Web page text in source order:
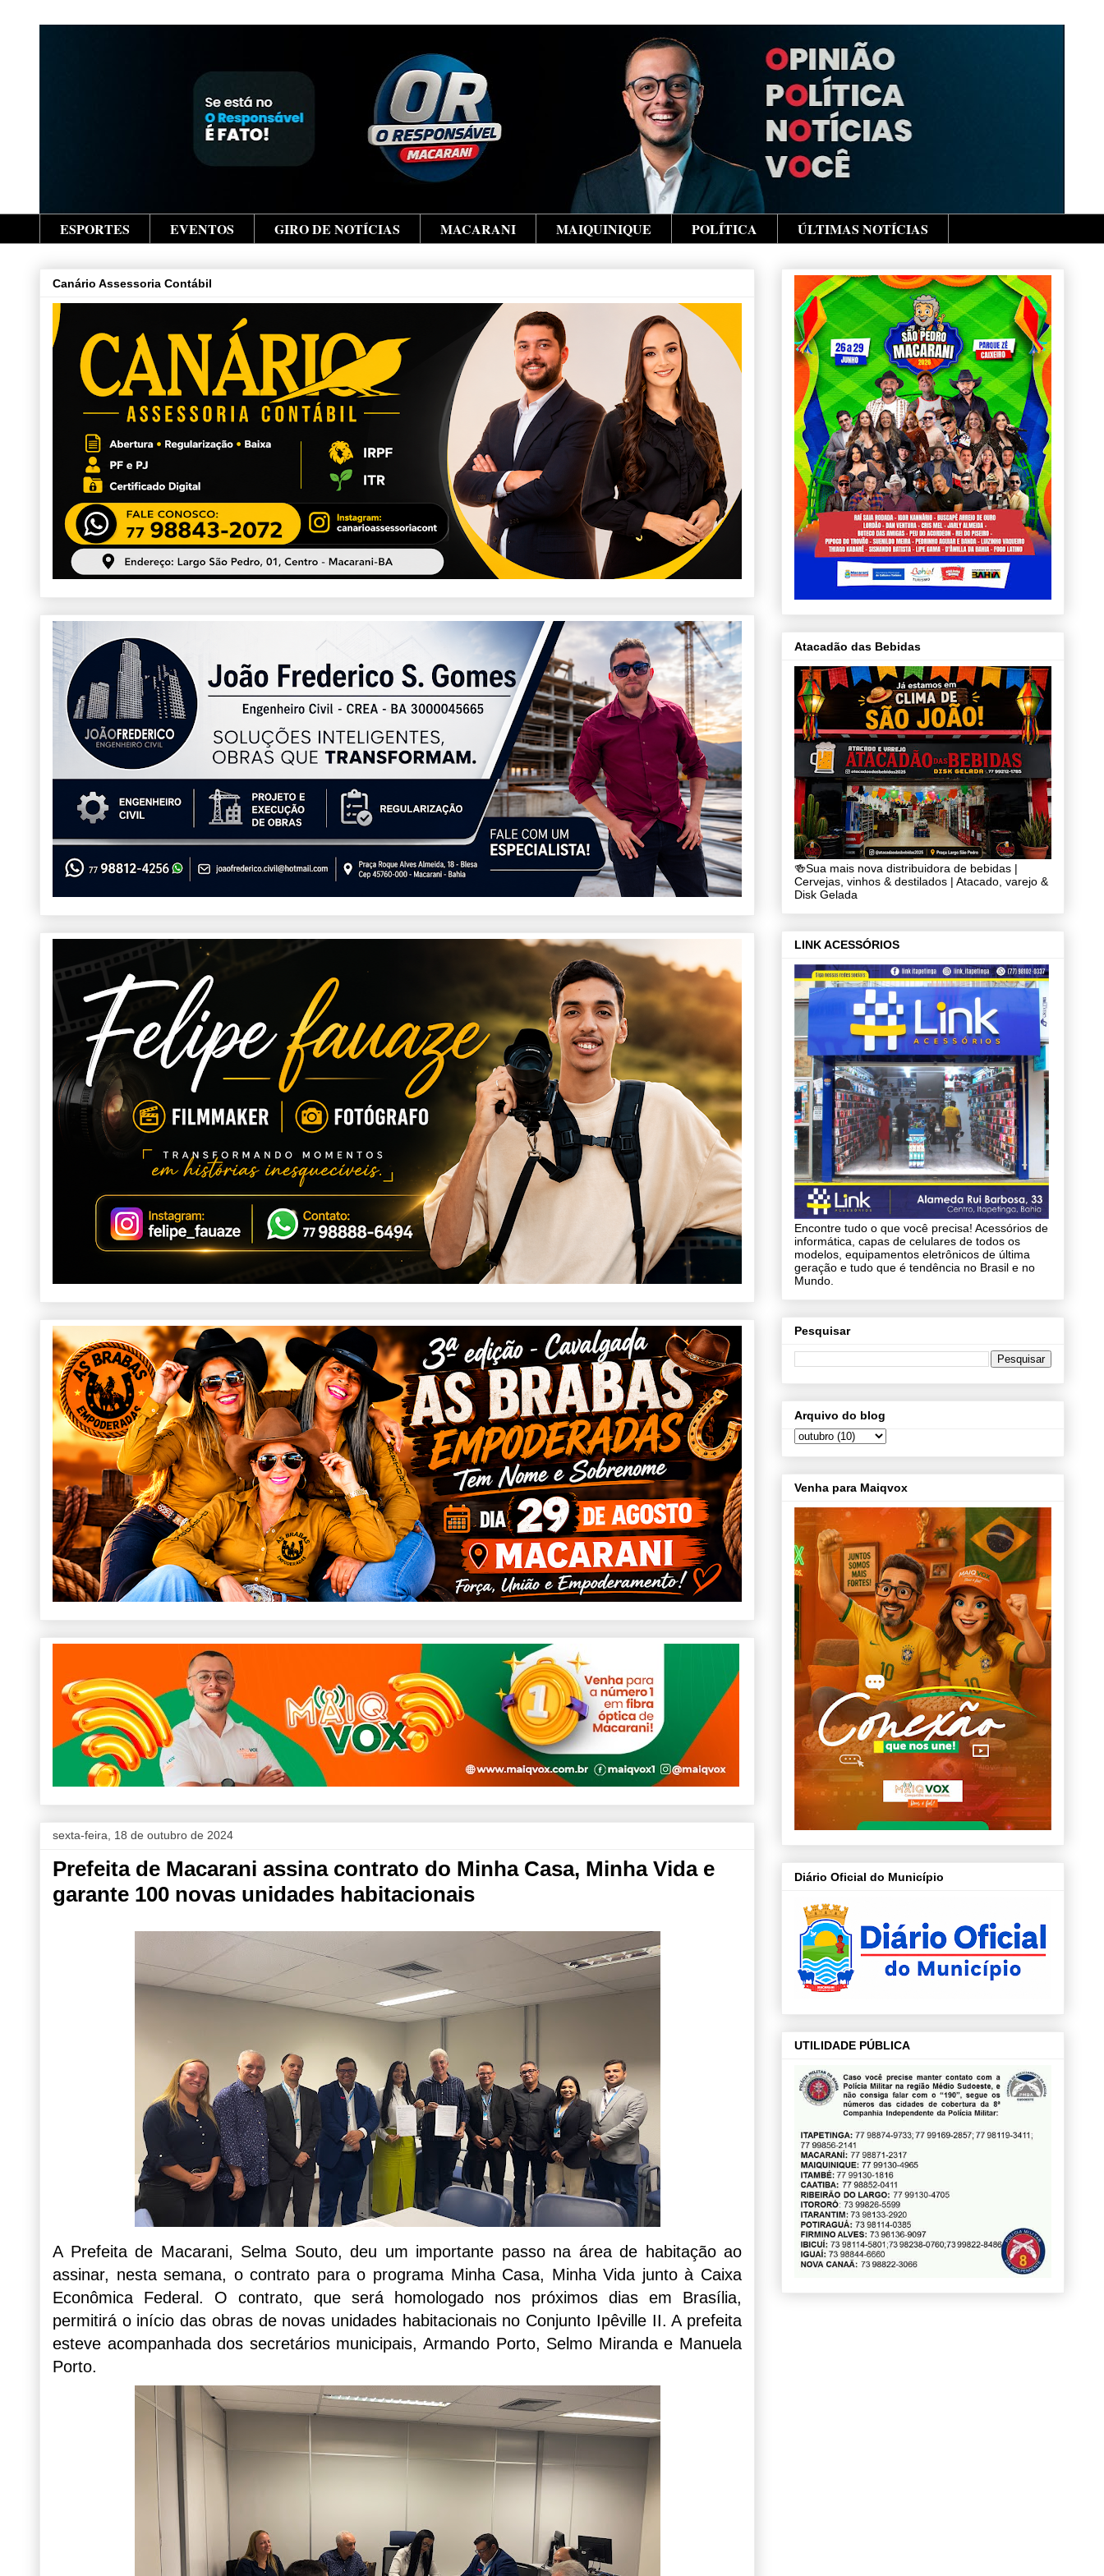
ESPORTES EVENTOS GIRO DE NOTÍCIAS MACARANI MAIQUINIQUE POLÍTICA ÚLTIMAS NOTÍCIAS
Canário Assessoria Contábil
sexta-feira, 18 de outubro de 2024
Prefeita de Macarani assina contrato do Minha Casa, Minha Vida e
garante 100 novas unidades habitacionais
A Prefeita de Macarani, Selma Souto, deu um importante passo na área de habitação ao
assinar, nesta semana, o contrato para o programa Minha Casa, Minha Vida junto à Caixa
Econômica Federal. O contrato, que será homologado nos próximos dias em Brasília,
permitirá o início das obras de novas unidades habitacionais no Conjunto Ipêville II. A prefeita
esteve acompanhada dos secretários municipais, Armando Porto, Selmo Miranda e Manuela
Porto.
Atacadão das Bebidas
🍻Sua mais nova distribuidora de bebidas |
Cervejas, vinhos & destilados | Atacado, varejo &
Disk Gelada
LINK ACESSÓRIOS
Encontre tudo o que você precisa! Acessórios de
informática, capas de celulares de todos os
modelos, equipamentos eletrônicos de última
geração e tudo que é tendência no Brasil e no
Mundo.
Pesquisar
Arquivo do blog
Venha para Maiqvox
Diário Oficial do Município
UTILIDADE PÚBLICA